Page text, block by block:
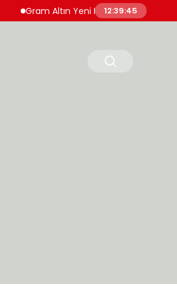
Gram Altın Yeni Haftaya Yükselişle Başladı
12:39:46